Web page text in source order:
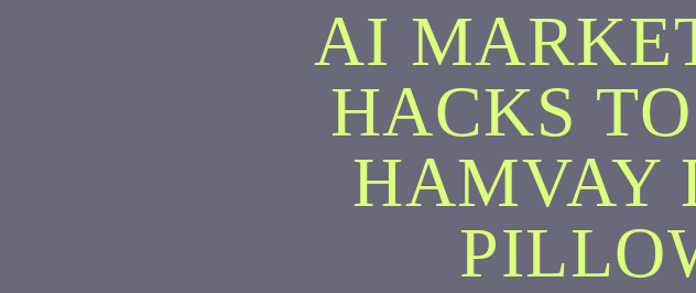
AI
HACKS
HAMVAY